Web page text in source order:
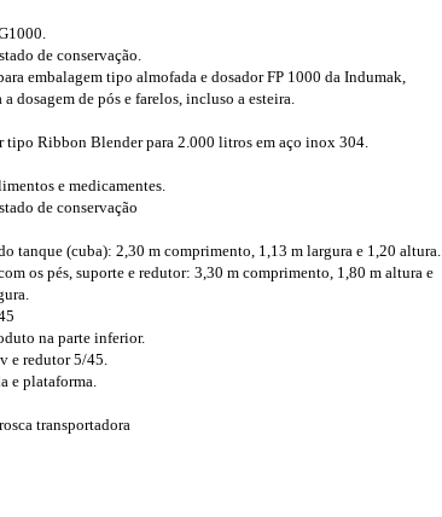
de conservação.
embalagem tipo almofada e dosador FP 1000 da Indumak,
dosagem de pós e farelos, incluso a esteira.
tipo Ribbon Blender para 2.000 litros em aço inox 304.
e medicamentes.
de conservação
tanque (cuba): 2,30 m comprimento, 1,13 m largura e 1,20 altura.
os pés, suporte e redutor: 3,30 m comprimento, 1,80 m altura e
na parte inferior.
e redutor 5/45.
e plataforma.
transportadora